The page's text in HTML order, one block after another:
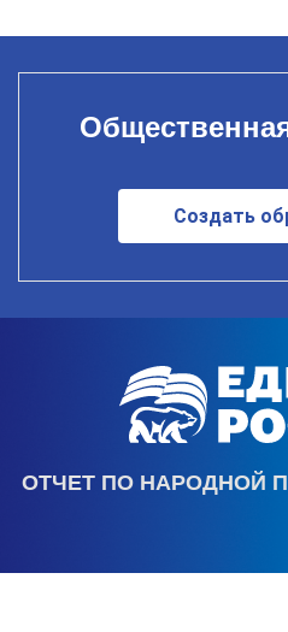
Создать
ОТЧЕТ ПО НАРОДНОЙ